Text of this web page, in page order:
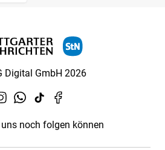
Digital GmbH 2026
noch folgen können